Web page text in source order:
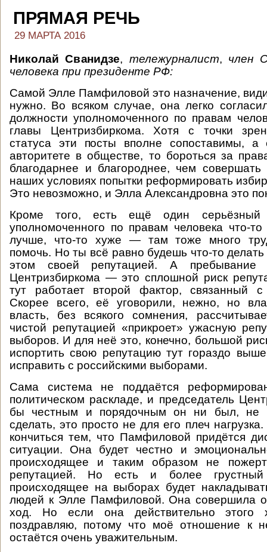
ПРЯМАЯ РЕЧЬ
29 МАРТА 2016
Николай Сванидзе, тележурналист, член
человека при президенте РФ:
Самой Элле Памфиловой это назначение,
нужно. Во всяком случае, она легко
должности уполномоченного по правам
главы Центризбиркома. Хотя с точки
статуса эти посты вполне сопоставимы, а
авторитете в обществе, то бороться за
благодарнее и благороднее, чем
наших условиях попытки реформировать
Это невозможно, и Элла Александровна это
Кроме того, есть ещё один
уполномоченного по правам человека что-
лучше, что-то хуже — там тоже много
помочь. Но ты всё равно будешь что-то
этом своей репутацией. А
Центризбиркома — это сплошной риск
тут работает второй фактор, связанный
Скорее всего, её уговорили, нежно, но
власть, без всякого сомнения,
чистой репутацией «прикроет» ужасную
выборов. И для неё это, конечно, большой
испортить свою репутацию тут гораздо
исправить с российскими выборами.
Сама система не поддаётся
политическом раскладе, и председатель
бы честным и порядочным он ни был, не
сделать, это просто не для его плеч
кончиться тем, что Памфиловой придётся
ситуации. Она будет честно и
происходящее и таким образом не
репутацией. Но есть и более
происходящее на выборах будет
людей к Элле Памфиловой. Она совершила
ход. Но если она действительно
поздравляю, потому что моё отношение к
остаётся очень уважительным.